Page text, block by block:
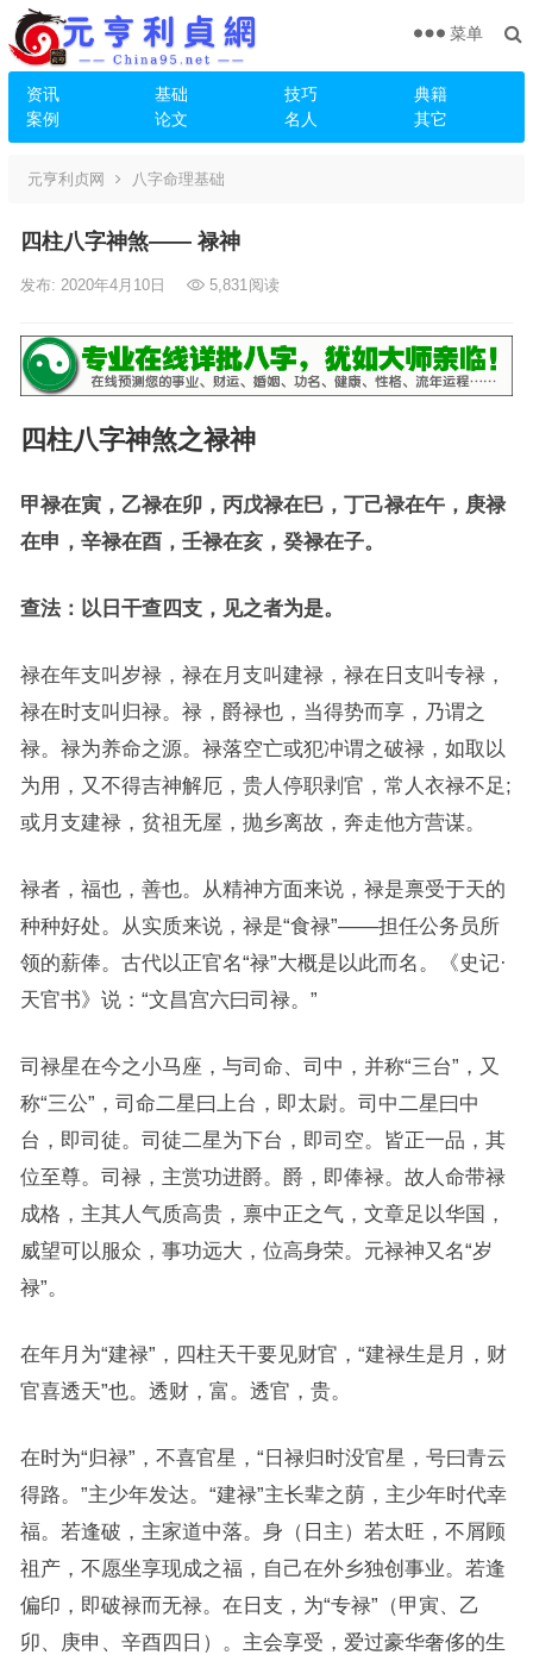
资讯 基础 技巧
典籍
案例
论文 名人 其它
菜单
元亨利贞网 八字命理基础
四柱八字神煞—— 禄神
发布: 2020年4月10日 5,831阅读
四柱八字神煞之禄神
甲禄在寅，乙禄在卯，丙戊禄在巳，丁己禄在午，庚禄
在申，辛禄在酉，壬禄在亥，癸禄在子。
查法：以日干查四支，见之者为是。
禄在年支叫岁禄，禄在月支叫建禄，禄在日支叫专禄，
禄在时支叫归禄。禄，爵禄也，当得势而享，乃谓之
禄。禄为养命之源。禄落空亡或犯冲谓之破禄，如取以
为用，又不得吉神解厄，贵人停职剥官，常人衣禄不足;
或月支建禄，贫祖无屋，抛乡离故，奔走他方营谋。
禄者，福也，善也。从精神方面来说，禄是禀受于天的
种种好处。从实质来说，禄是“食禄”——担任公务员所
领的薪俸。古代以正官名“禄”大概是以此而名。《史记·
天官书》说：“文昌宫六曰司禄。”
司禄星在今之小马座，与司命、司中，并称“三台”，又
称“三公”，司命二星曰上台，即太尉。司中二星曰中
台，即司徒。司徒二星为下台，即司空。皆正一品，其
位至尊。司禄，主赏功进爵。爵，即俸禄。故人命带禄
成格，主其人气质高贵，禀中正之气，文章足以华国，
威望可以服众，事功远大，位高身荣。元禄神又名“岁
禄”。
在年月为“建禄”，四柱天干要见财官，“建禄生是月，财
官喜透天”也。透财，富。透官，贵。
在时为“归禄”，不喜官星，“日禄归时没官星，号曰青云
得路。”主少年发达。“建禄”主长辈之荫，主少年时代幸
福。若逢破，主家道中落。身（日主）若太旺，不屑顾
祖产，不愿坐享现成之福，自己在外乡独创事业。若逢
偏印，即破禄而无禄。在日支，为“专禄”（甲寅、乙
卯、庚申、辛酉四日）。主会享受，爱过豪华奢侈的生